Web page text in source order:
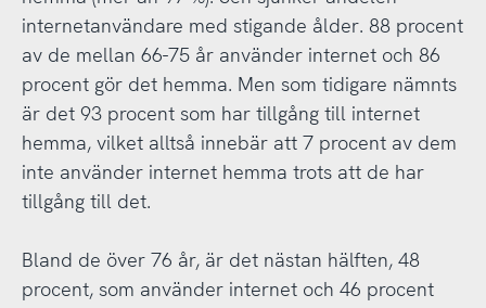
internetanvändare med stigande ålder. 88 procent
av de mellan 66-75 år använder internet och 86
procent gör det hemma. Men som tidigare nämnts
är det 93 procent som har tillgång till internet
hemma, vilket alltså innebär att 7 procent av dem
inte använder internet hemma trots att de har
tillgång till det.
Bland de över 76 år, är det nästan hälften, 48
procent, som använder internet och 46 procent